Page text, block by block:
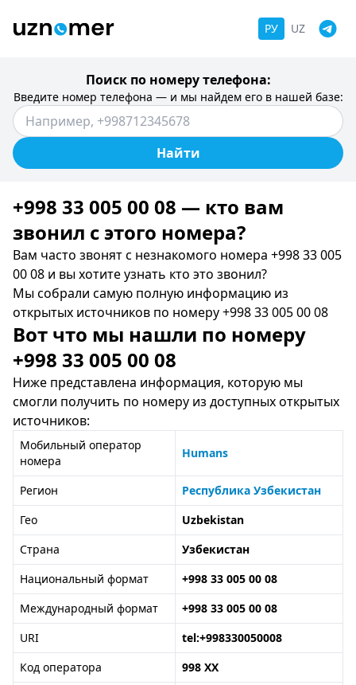
РУ UZ
Поиск по номеру телефона:
Введите номер телефона — и мы найдем его в нашей базе:
Найти
+998 33 005 00 08 — кто вам
звонил c этого номера?
Вам часто звонят с незнакомого номера +998 33 005
00 08 и вы хотите узнать кто это звонил?
Мы собрали самую полную информацию из
открытых источников по номеру +998 33 005 00 08
Вот что мы нашли по номеру
+998 33 005 00 08
Ниже представлена информация, которую мы
смогли получить по номеру из доступных открытых
источников:
Мобильный оператор
номера
Humans
Регион
Республика Узбекистан
Гео
Uzbekistan
Страна
Узбекистан
Национальный формат
+998 33 005 00 08
Международный формат
+998 33 005 00 08
URI
tel:+998330050008
Код оператора
998 XX